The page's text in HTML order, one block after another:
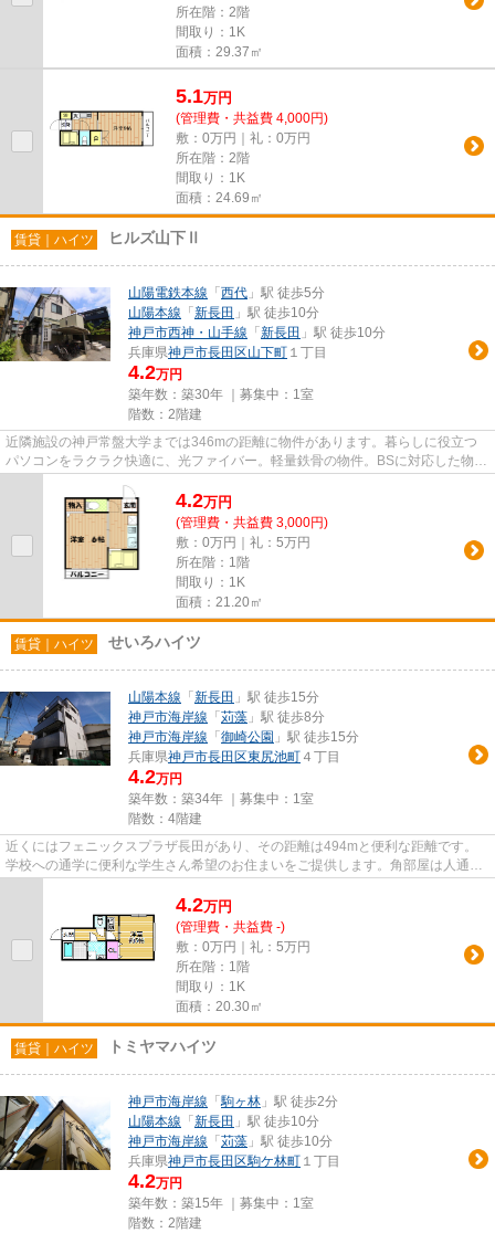
所在階：2階
間取り：1K
面積：29.37㎡
5.1万円
(管理費・共益費 4,000円)
敷：0万円｜礼：0万円
所在階：2階
間取り：1K
面積：24.69㎡
賃貸｜ハイツ ヒルズ山下Ⅱ
山陽電鉄本線 「 西代 」駅 徒歩5分
山陽本線 「 新長田 」駅 徒歩10分
神戸市西神・山手線 「 新長田 」駅 徒歩10分
兵庫県神戸市長田区山下町 １丁目
4.2万円
築年数：築30年 ｜募集中： 1室
階数：2階建
近隣施設の神戸常盤大学までは346mの距離に物件があります。暮らしに役立つ
パソコンをラクラク快適に、光ファイバー。軽量鉄骨の物件。BSに対応した物件
4.2万円
(管理費・共益費 3,000円)
敷：0万円｜礼：5万円
所在階：1階
間取り：1K
面積：21.20㎡
賃貸｜ハイツ せいろハイツ
山陽本線 「 新長田 」駅 徒歩15分
神戸市海岸線 「 苅藻 」駅 徒歩8分
神戸市海岸線 「 御崎公園 」駅 徒歩15分
兵庫県神戸市長田区東尻池町 ４丁目
4.2万円
築年数：築34年 ｜募集中： 1室
階数：4階建
近くにはフェニックスプラザ長田があり、その距離は494mと便利な距離です。
学校への通学に便利な学生さん希望のお住まいをご提供します。角部屋は人通り
4.2万円
(管理費・共益費 -)
敷：0万円｜礼：5万円
所在階：1階
間取り：1K
面積：20.30㎡
賃貸｜ハイツ トミヤマハイツ
神戸市海岸線 「駒ヶ林 」駅 徒歩2分
山陽本線 「 新長田 」駅 徒歩10分
神戸市海岸線 「 苅藻 」駅 徒歩10分
兵庫県神戸市長田区駒ケ林町 １丁目
4.2万円
築年数：築15年 ｜募集中： 1室
階数：2階建